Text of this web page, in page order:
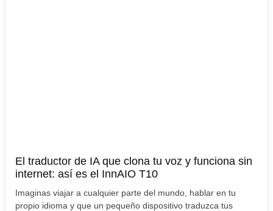
El traductor de IA que clona tu voz y funciona sin
internet: así es el InnAIO T10
Imaginas viajar a cualquier parte del mundo, hablar en tu
propio idioma y que un pequeño dispositivo traduzca tus